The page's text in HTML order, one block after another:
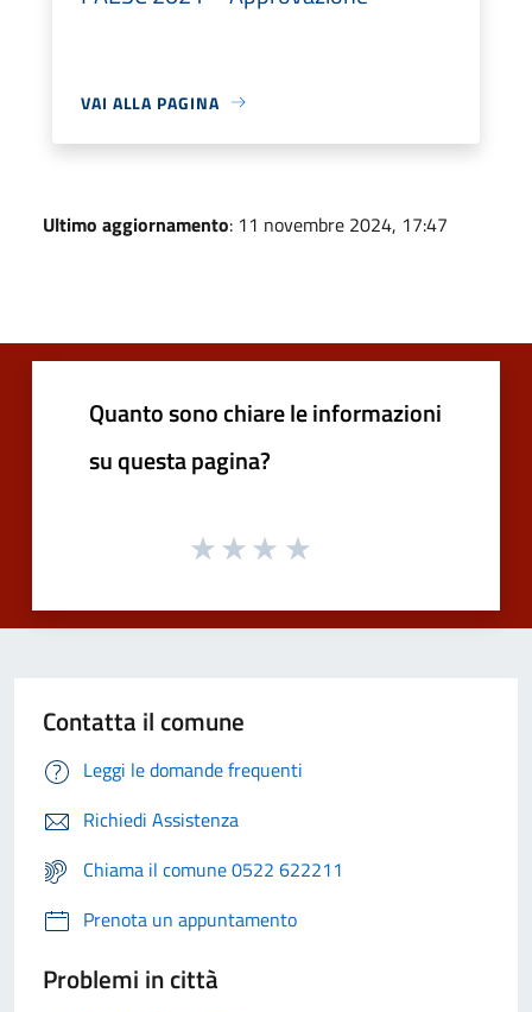
VAI ALLA PAGINA
Ultimo aggiornamento: 11 novembre 2024, 17:47
Quanto sono chiare le informazioni
su questa pagina?
Contatta il comune
Leggi le domande frequenti
Richiedi Assistenza
Chiama il comune 0522 622211
Prenota un appuntamento
Problemi in città